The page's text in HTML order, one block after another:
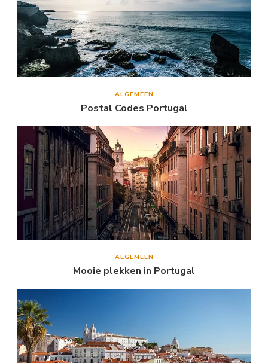
ALGEMEEN
Postal Codes Portugal
ALGEMEEN
Mooie plekken in Portugal